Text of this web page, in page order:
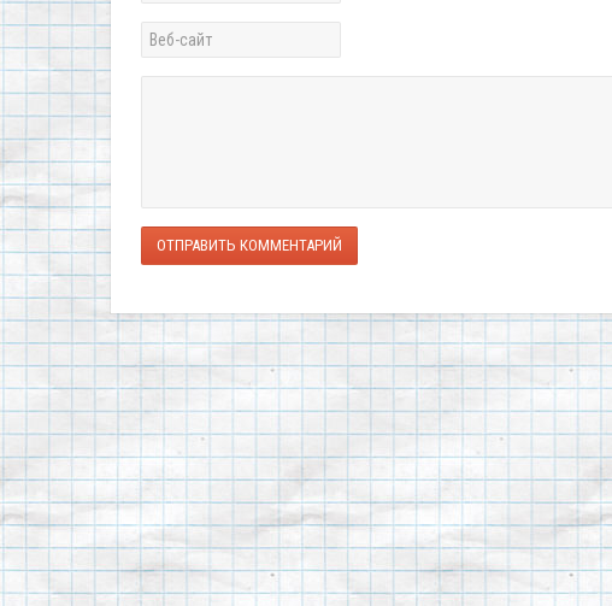
ОТПРАВИТЬ КОММЕНТАРИЙ